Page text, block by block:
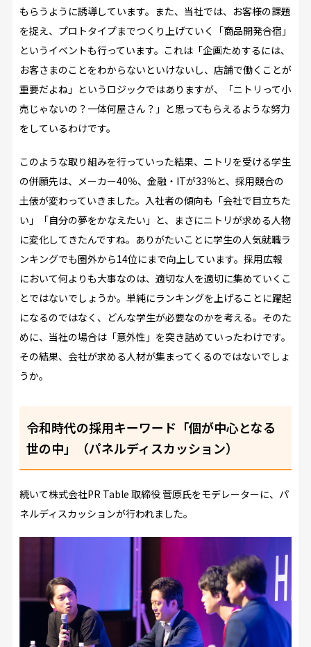
もらうように誘導しています。また、当社では、お客様の課題
を捉え、プロトタイプまでつくり上げていく「商品開発合宿」
というイベントも行っています。これは「企画ためするには、
お客さまのことをわからないといけないし、店舗で働くことが
重要だよね」というロジックではありますが、「ニトリって小
売じゃないの？一体何屋さん？」と思ってもらえるような努力
をしているわけです。
このような取り組みを行っていった結果、ニトリを受ける学生
の併願先は、メーカー40％、金融・ITが33％と、採用競合の
土俵が変わっていきました。入社者の傾向も「会社で目立ちた
い」「自分の夢をかなえたい」と、まさにニトリが求める人物
に変化してきたんですね。ありがたいことに学生の人気就職ラ
ンキングでも圏外から14位にまで向上しています。採用広報
において何よりも大事なのは、適切な人を適切に集めていくこ
とではないでしょうか。単純にランキングを上げることに躍起
になるのではなく、どんな学生が必要なのかを考える。そのた
めに、当社の場合は「意外性」を突き詰めていったわけです。
その結果、会社が求める人材が集まってくるのではないでしょ
うか。
令和時代の採用キーワード「個が中心となる
世の中」（パネルディスカッション）
続いて株式会社PR Table 取締役 菅原氏をモデレーターに、パ
ネルディスカッションが行われました。